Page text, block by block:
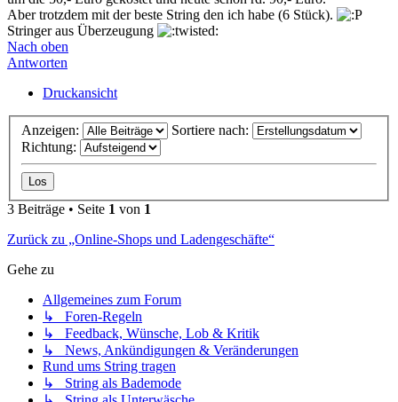
Aber trotzdem mit der beste String den ich habe (6 Stück).
Stringer aus Überzeugung
Nach oben
Antworten
Druckansicht
Anzeigen:
Sortiere nach:
Richtung:
3 Beiträge • Seite 1 von 1
Zurück zu „Online-Shops und Ladengeschäfte“
Gehe zu
Allgemeines zum Forum
↳ Foren-Regeln
↳ Feedback, Wünsche, Lob & Kritik
↳ News, Ankündigungen & Veränderungen
Rund ums String tragen
↳ String als Bademode